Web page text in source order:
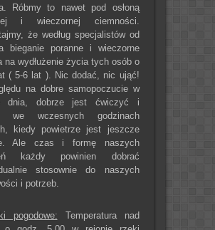
Róbmy to nawet pod osłoną
i wieczornej ciemności.
że według specjalistów od
bieganie poranne i wieczorne
na wydłużenie życia tych osób o
( 5-6 lat ). Nic dodać, nic ująć!
na dobre samopoczucie w
dnia, dobrze jest ćwiczyć i
we wczesnych godzinach
kiedy powietrze jest jeszcze
Ale czas i formę naszych
każdy powinien dobrać
stosownie do naszych
i potrzeb.
pogodowe: Temperatura nad